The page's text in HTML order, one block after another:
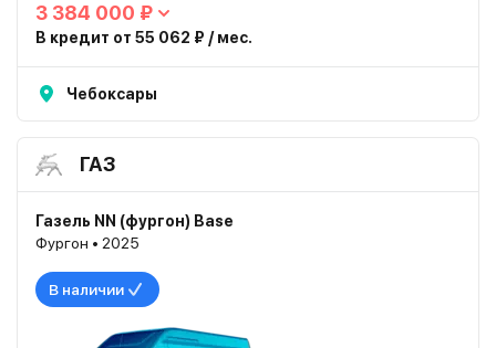
3 384 000 ₽
В кредит от 55 062 ₽ / мес.
Чебоксары
ГАЗ
Газель NN (фургон) Base
Фургон • 2025
В наличии